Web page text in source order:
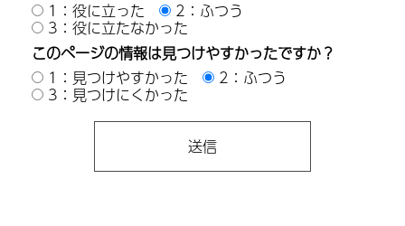
1：役に立った
2：ふつう
3：役に立たなかった
このページの情報は見つけやすかったですか？
1：見つけやすかった
2：ふつう
3：見つけにくかった